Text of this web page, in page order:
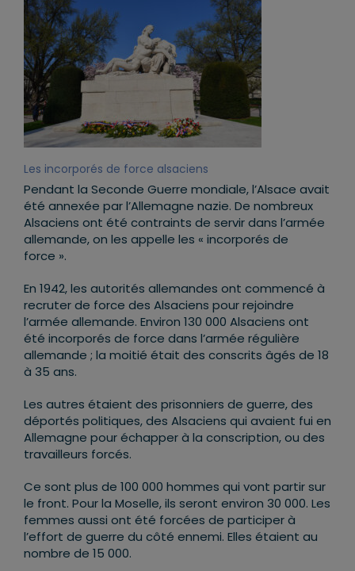
Les incorporés de force alsaciens
Pendant la Seconde Guerre mondiale, l’Alsace avait
été annexée par l’Allemagne nazie. De nombreux
Alsaciens ont été contraints de servir dans l’armée
allemande, on les appelle les « incorporés de
force ».
En 1942, les autorités allemandes ont commencé à
recruter de force des Alsaciens pour rejoindre
l’armée allemande. Environ 130 000 Alsaciens ont
été incorporés de force dans l’armée régulière
allemande ; la moitié était des conscrits âgés de 18
à 35 ans.
Les autres étaient des prisonniers de guerre, des
déportés politiques, des Alsaciens qui avaient fui en
Allemagne pour échapper à la conscription, ou des
travailleurs forcés.
Ce sont plus de 100 000 hommes qui vont partir sur
le front. Pour la Moselle, ils seront environ 30 000. Les
femmes aussi ont été forcées de participer à
l’effort de guerre du côté ennemi. Elles étaient au
nombre de 15 000.